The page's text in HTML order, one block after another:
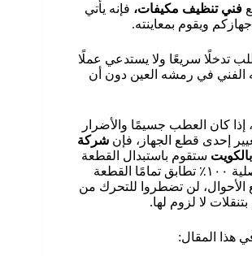
فني تنظيف مكيفات، فإنه يأتي
ويقوم بمعاينته.
تدخلًا سريعًا ولا يستدعي عملًا
الفني في رمشه العين دون أن
إذا كان العطب جسيمًا والأضرار
إحدى قطع الجهاز، فإن شركة
ستقوم باستبدال القطعة
التالفة بواحدة أصلية ١٠٠٪ تطابق تمامًا القطعة
الأحوال، لن تضطروا للتحرك من
لا لزوم لها.
في هذا المقال: